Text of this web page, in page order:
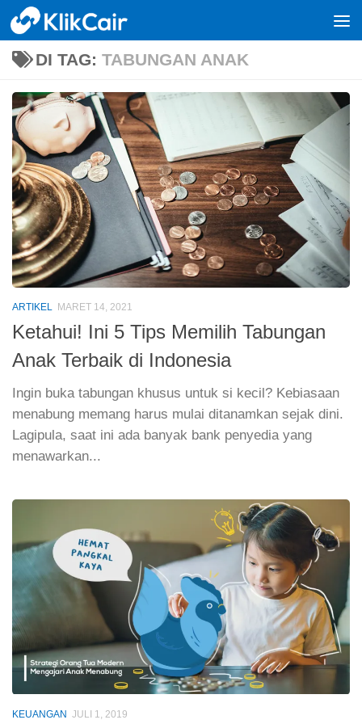
Skip to content
DI TAG: TABUNGAN ANAK
ARTIKEL MARET 14, 2021
Ketahui! Ini 5 Tips Memilih Tabungan
Anak Terbaik di Indonesia
Ingin buka tabungan khusus untuk si kecil? Kebiasaan
menabung memang harus mulai ditanamkan sejak dini.
Lagipula, saat ini ada banyak bank penyedia yang
menawarkan...
KEUANGAN JULI 1, 2019